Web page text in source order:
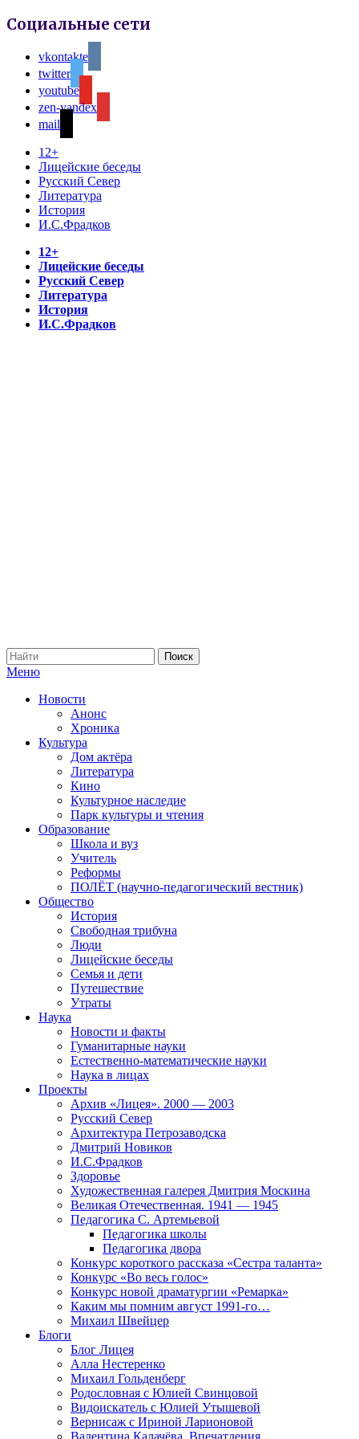
Социальные сети
vkontakte
twitter
youtube
zen-yandex
mail
12+
Лицейские беседы
Русский Север
Литература
История
И.С.Фрадков
12+
Лицейские беседы
Русский Север
Литература
История
И.С.Фрадков
Меню
Новости
Анонс
Хроника
Культура
Дом актёра
Литература
Кино
Культурное наследие
Парк культуры и чтения
Образование
Школа и вуз
Учитель
Реформы
ПОЛЁТ (научно-педагогический вестник)
Общество
История
Свободная трибуна
Люди
Лицейские беседы
Семья и дети
Путешествие
Утраты
Наука
Новости и факты
Гуманитарные науки
Естественно-математические науки
Наука в лицах
Проекты
Архив «Лицея». 2000 — 2003
Русский Север
Архитектура Петрозаводска
Дмитрий Новиков
И.С.Фрадков
Здоровье
Художественная галерея Дмитрия Москина
Великая Отечественная. 1941 — 1945
Педагогика С. Артемьевой
Педагогика школы
Педагогика двора
Конкурс короткого рассказа «Сестра таланта»
Конкурс «Во весь голос»
Конкурс новой драматургии «Ремарка»
Каким мы помним август 1991-го…
Михаил Швейцер
Блоги
Блог Лицея
Алла Нестеренко
Михаил Гольденберг
Родословная с Юлией Свинцовой
Видоискатель с Юлией Утышевой
Вернисаж с Ириной Ларионовой